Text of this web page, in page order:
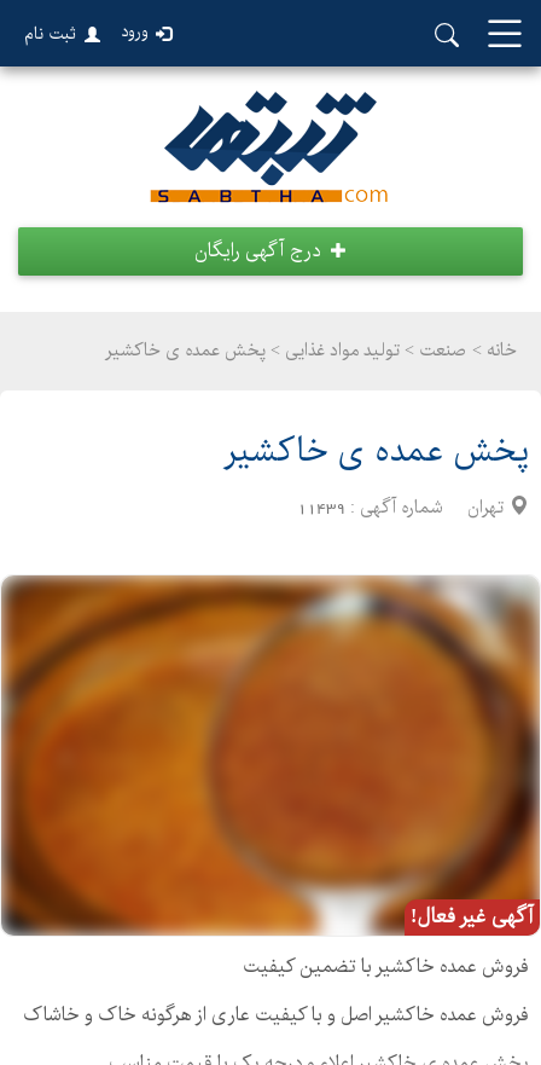
ورود ثبت نام
درج آگهی رایگان
خانه > صنعت > تولید مواد غذایی > پخش عمده ی خاکشیر
پخش عمده ی خاکشیر
تهران شماره آگهی : 11439
آگهی غیر فعال!
فروش عمده خاکشیر با تضمین کیفیت
فروش عمده خاکشیر اصل و با کیفیت عاری از هرگونه خاک و خاشاک